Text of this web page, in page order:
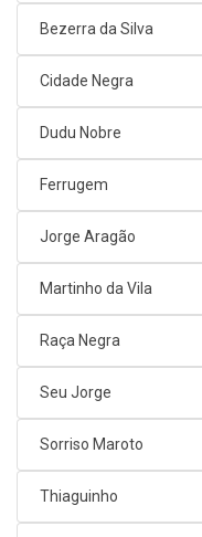
Bezerra da Silva
Cidade Negra
Dudu Nobre
Ferrugem
Jorge Aragão
Martinho da Vila
Raça Negra
Seu Jorge
Sorriso Maroto
Thiaguinho